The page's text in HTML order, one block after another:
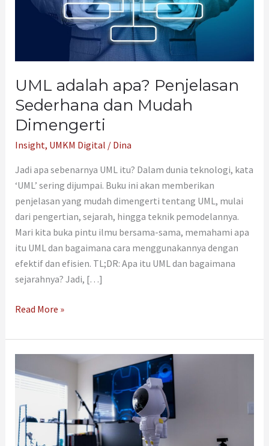
UML adalah apa? Penjelasan
Sederhana dan Mudah
Dimengerti
Insight, UMKM Digital / Dina
Jadi apa sebenarnya UML itu? Dalam dunia teknologi, kata
‘UML’ sering dijumpai. Buku ini akan memberikan
penjelasan yang mudah dimengerti tentang UML, mulai
dari pengertian, sejarah, hingga teknik pemodelannya.
Mari kita buka pintu ilmu bersama-sama, memahami apa
itu UML dan bagaimana cara menggunakannya dengan
efektif dan efisien. TL;DR: Apa itu UML dan bagaimana
sejarahnya? Jadi, […]
Mudah
Dimengerti
Read More »
Itu
Yuk,
Pelajari
Dasar